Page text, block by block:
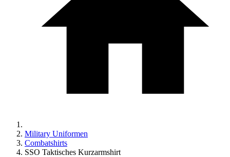
Military Uniformen
Combatshirts
SSO Taktisches Kurzarmshirt